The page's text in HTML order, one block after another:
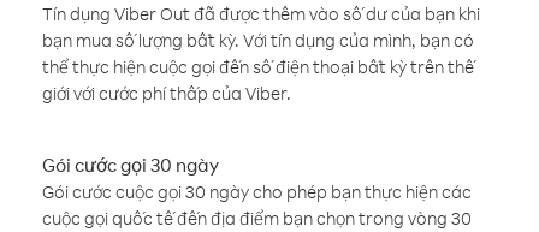
Tín dụng Viber Out đã được thêm vào số dư của bạn khi
bạn mua số lượng bất kỳ. Với tín dụng của mình, bạn có
thể thực hiện cuộc gọi đến số điện thoại bất kỳ trên thế
giới với cước phí thấp của Viber.
Gói cước gọi 30 ngày
Gói cước cuộc gọi 30 ngày cho phép bạn thực hiện các
cuộc gọi quốc tế đến địa điểm bạn chọn trong vòng 30